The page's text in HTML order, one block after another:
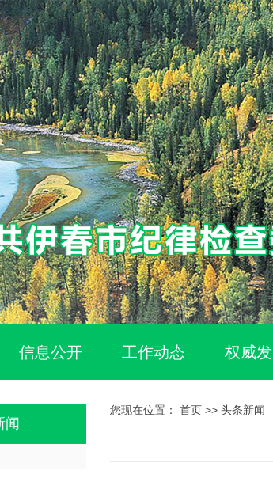
信息公开 工作动态 权威
闻
您现在位置： 首页 >> 头条新闻